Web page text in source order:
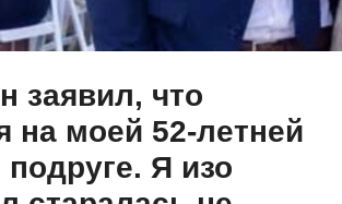
заявил, что
на моей 52-летней
Я изо